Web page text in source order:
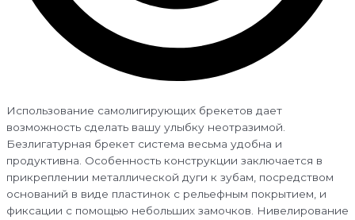
Использование самолигирующих брекетов дает
возможность сделать вашу улыбку неотразимой.
Безлигатурная брекет система весьма удобна и
продуктивна. Особенность конструкции заключается в
прикреплении металлической дуги к зубам, посредством
оснований в виде пластинок с рельефным покрытием, и
фиксации с помощью небольших замочков. Нивелирование